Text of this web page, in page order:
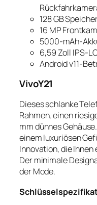
128 GB
16 MP
5000-mAh-
6,59 Zoll IPS-
Android v11-
VivoY21
Dieses schlanke
Rahmen, einen
mm dünnes
einem luxuriösen
Innovation, die
Der minimale
der Mode.